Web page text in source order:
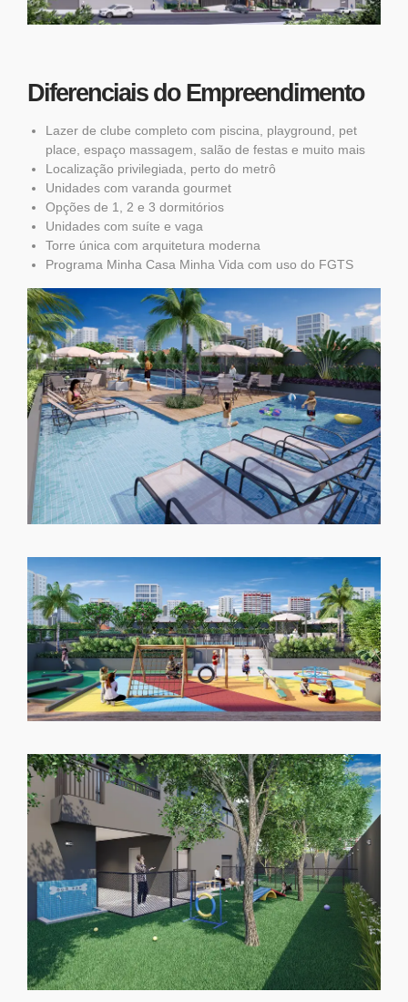
Diferenciais do Empreendimento
Lazer de clube completo com piscina, playground, pet
place, espaço massagem, salão de festas e muito mais
Localização privilegiada, perto do metrô
Unidades com varanda gourmet
Opções de 1, 2 e 3 dormitórios
Unidades com suíte e vaga
Torre única com arquitetura moderna
Programa Minha Casa Minha Vida com uso do FGTS